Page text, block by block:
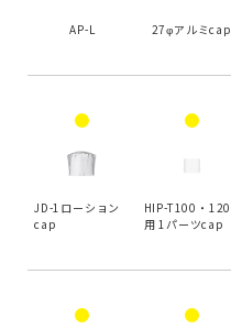
AP-L 27φアルミcap
JD-1ローション
cap
HIP-T100・120
用 1パーツcap